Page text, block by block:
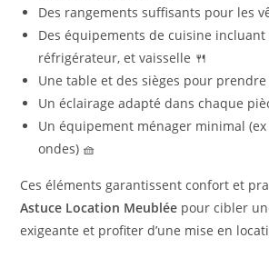
Des rangements suffisants pour les
Des équipements de cuisine incluant
réfrigérateur, et vaisselle 🍴
Une table et des sièges pour
Un éclairage adapté dans chaque
Un équipement ménager minimal
ondes) 🧺
Ces éléments garantissent confort et
Astuce Location Meublée pour cibler
exigeante et profiter d’une mise en